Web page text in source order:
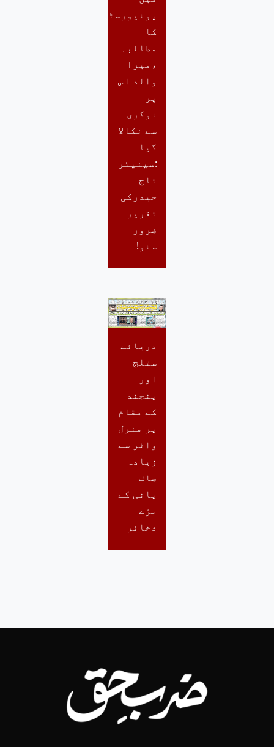
یونیورسٹی
کا
مطالبہ
،میرا
والد اس
پر
نوکری
سے نکالا
گیا
:سینیٹر
تاج
حیدرکی
تقریر
ضرور
سنو!
دریائے
ستلج
اور
پنجند
کے مقام
پر منرل
واٹر سے
زیادہ
صاف
پانی کے
بڑے
ذخائر